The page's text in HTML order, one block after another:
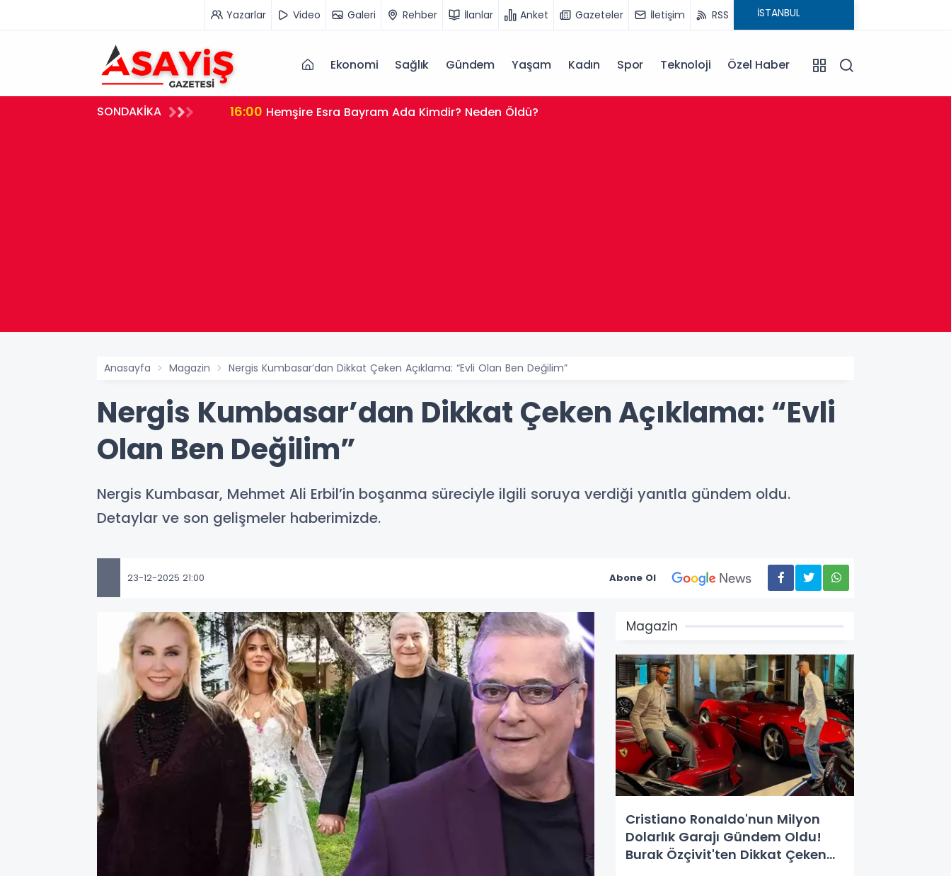
Yazarlar Video Galeri Rehber İlanlar Anket Gazeteler İletişim RSS
Ekonomi Sağlık Gündem Yaşam Kadın Spor Teknoloji Özel Haber
SONDAKİKA 16:00 Hemşire Esra Bayram Ada Kimdir? Neden Öldü?
Anasayfa Magazin Nergis Kumbasar’dan Dikkat Çeken Açıklama: “Evli Olan Ben Değilim”
Nergis Kumbasar’dan Dikkat Çeken Açıklama: “Evli
Olan Ben Değilim”
Nergis Kumbasar, Mehmet Ali Erbil’in boşanma süreciyle ilgili soruya verdiği yanıtla gündem oldu.
Detaylar ve son gelişmeler haberimizde.
23-12-2025 21:00 Abone Ol
Magazin
Cristiano Ronaldo'nun Milyon
Dolarlık Garajı Gündem Oldu!
Burak Özçivit'ten Dikkat Çeken